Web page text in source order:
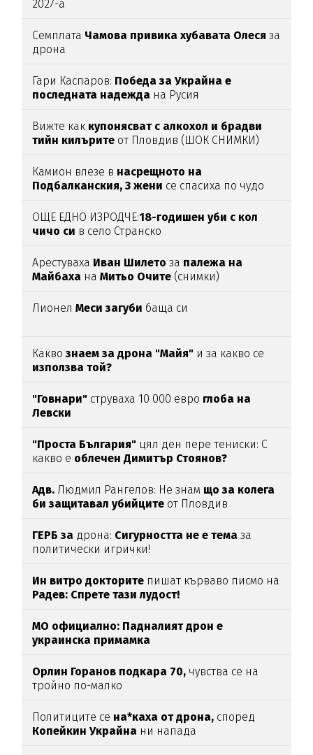
2027-а
Семплата Чамова привика хубавата Олеся за
дрона
Гари Каспаров: Победа за Украйна е
последната надежда на Русия
Вижте как купонясват с алкохол и брадви
тийн килърите от Пловдив (ШОК СНИМКИ)
Камион влезе в насрещното на
Подбалканския, 3 жени се спасиха по чудо
ОЩЕ ЕДНО ИЗРОДЧЕ:18-годишен уби с кол
чичо си в село Странско
Арестуваха Иван Шилетоза палежа на
Майбаха наМитьо Очите (снимки)
Лионел Меси загуби баща си
Каквознаем за дрона "Майя" и за какво се
използва той?
"Говнари" струваха 10 000 евро глоба на
Левски
"Проста България" цял ден пере тениски: С
какво е облечен Димитър Стоянов?
Адв. Людмил Рангелов: Не знам що за колега
би защитавал убийците от Пловдив
ГЕРБ за дрона: Сигурността не е темаза
политически игрички!
Ин витро докторите пишат кърваво писмо на
Радев: Спрете тази лудост!
МО официално: Падналият дрон е
украинска примамка
Орлин Горанов подкара 70, чувства се на
тройно по-малко
Политиците се на*каха от дрона, според
Копейкин Украйна ни напада